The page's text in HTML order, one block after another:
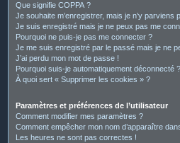
Que signifie COPPA ?
Je souhaite m’enregistrer, mais je n’y parviens
Je suis enregistré mais je ne peux pas me
Pourquoi ne puis-je pas me connecter ?
Je me suis enregistré par le passé mais je ne
J’ai perdu mon mot de passe !
Pourquoi suis-je automatiquement déconnecté ?
À quoi sert « Supprimer les cookies » ?
Paramètres et préférences de l’utilisateur
Comment modifier mes paramètres ?
Comment empêcher mon nom d’apparaître
Les heures ne sont pas correctes !